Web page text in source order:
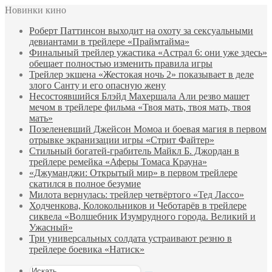
Новинки кино
Роберт Паттинсон выходит на охоту за сексуальными
девиантами в трейлере «Праймтайма»
Финальный трейлер ужастика «Астрал 6: они уже здесь»
обещает полностью изменить правила игры
Трейлер экшена «Жестокая ночь 2» показывает в деле
злого Санту и его опасную жену
Несостоявшийся Блэйд Махершала Али резво машет
мечом в трейлере фильма «Твоя мать, твоя мать, твоя
мать»
Позеленевший Джейсон Момоа и боевая магия в первом
отрывке экранизации игры «Стрит Файтер»
Стильный богатей-грабитель Майкл Б. Джордан в
трейлере ремейка «Аферы Томаса Крауна»
«Джуманджи: Открытый мир» в первом трейлере
скатился в полное безумие
Милота вернулась: трейлер четвёртого «Тед Лассо»
Ходченкова, Колокольников и Чеботарёв в трейлере
сиквела «Волшебник Изумрудного города. Великий и
Ужасный»
Три универсальных солдата устраивают резню в
трейлере боевика «Натиск»